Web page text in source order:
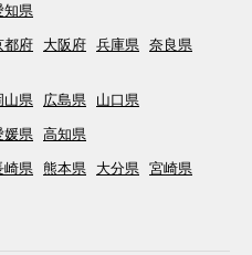
知県
都府 大阪府 兵庫県 奈良県
山県 広島県 山口県
媛県 高知県
崎県 熊本県 大分県 宮崎県